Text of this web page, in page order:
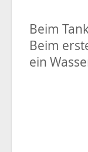
Beim
Beim
ein